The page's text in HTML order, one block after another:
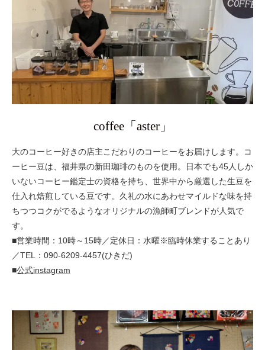
coffee「aster」
大のコーヒー好きの店主こだわりのコーヒーをお届けします。コ
ーヒー豆は、福井県の新田珈琲のものを使用。日本でも45人しか
いないコーヒー鑑定士の資格を持ち、世界中から厳選した生豆を
仕入れ焙煎している豆です。久礼の水にあわせマイルドな味を持
ちつつコクがでるようなオリジナルの漁師町ブレンドが人気で
す。
■営業時間：10時～15時／定休日：水曜※臨時休業することあり
／TEL：090-6209-4457(ひきだ)
■公式instagram